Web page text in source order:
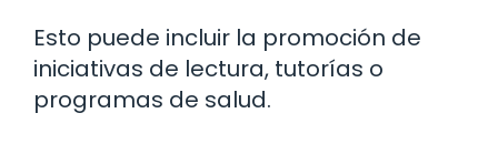
Esto puede incluir la promoción de
iniciativas de lectura, tutorías o
programas de salud.